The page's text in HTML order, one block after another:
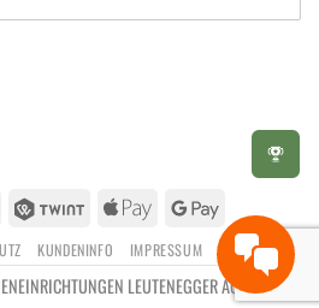
MasterCard Twint
Apple
Google
Pay
KUNDENINFO IMPRESSUM
LEUTENEGGER AG